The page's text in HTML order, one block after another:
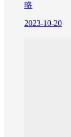
略
2023-10-20